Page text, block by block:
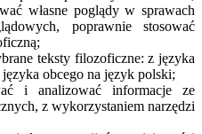
własne poglądy w sprawach
poprawnie stosować
teksty filozoficzne: z języka
obcego na język polski;
i analizować informacje ze
z wykorzystaniem narzędzi